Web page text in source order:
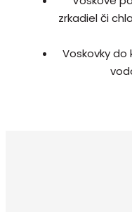
zrkadiel či
Voskovky